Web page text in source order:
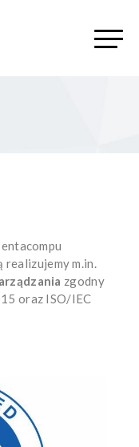
realizujemy m.in.
zgodny
oraz ISO/IEC